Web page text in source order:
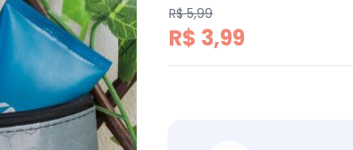
R$ 5,99
R$ 3,99